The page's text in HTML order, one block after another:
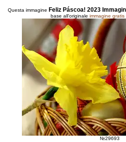
Questa immagine Feliz Páscoa! 2023
base all'originale immagine
№29693